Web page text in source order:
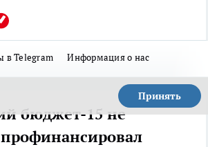
в Telegram Информация о нас
Принять
бюджет-15 не